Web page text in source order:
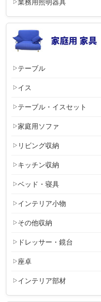
テーブル
イス
テーブル・イスセット
家庭用ソファ
リビング収納
キッチン収納
ベッド・寝具
インテリア小物
その他収納
ドレッサー・鏡台
座卓
インテリア部材